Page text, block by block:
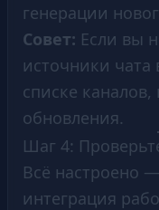
генерации
Совет: Если вы
источники чата
списке
обновления.
Шаг 4:
Всё настроено
интеграция